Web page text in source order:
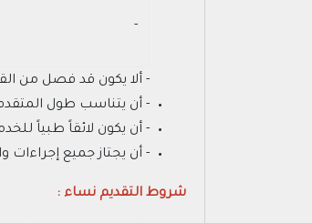
- ‏
- ألا يكون قد فصل من
- أن يتناسب طول المتقدم
- أن يكون لائقاً طبياً
- أن يجتاز جميع إجراءات
شروط التقديم نساء :